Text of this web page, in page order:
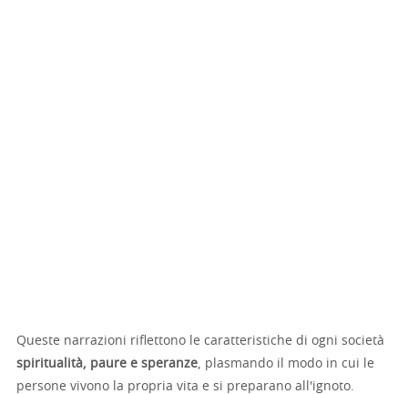
Queste narrazioni riflettono le caratteristiche di ogni società
spiritualità, paure e speranze, plasmando il modo in cui le
persone vivono la propria vita e si preparano all'ignoto.